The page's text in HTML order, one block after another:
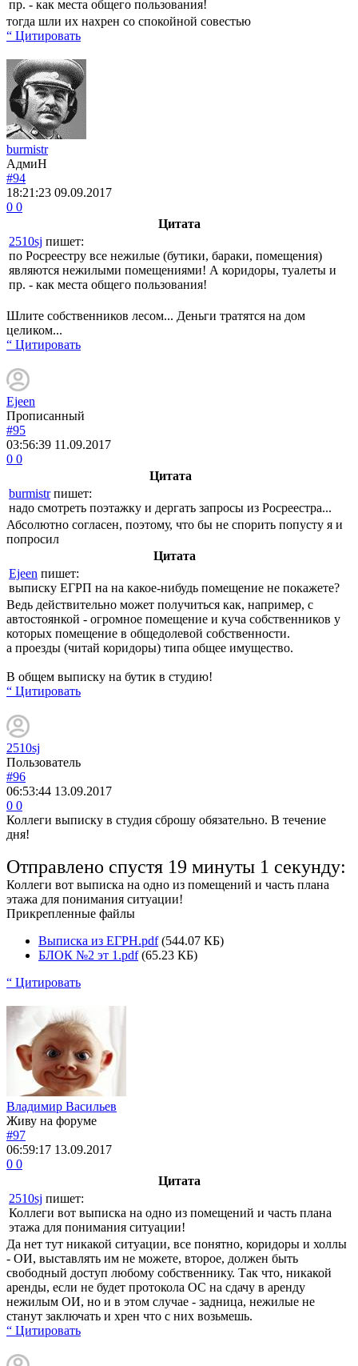
пр. - как места общего пользования!
тогда шли их нахрен со спокойной совестью
“ Цитировать
burmistr
АдмиН
#94
18:21:23 09.09.2017
0 0
Цитата
2510sj пишет:
по Росреестру все нежилые (бутики, бараки, помещения)
являются нежилыми помещениями! А коридоры, туалеты и
пр. - как места общего пользования!
Шлите собственников лесом... Деньги тратятся на дом
целиком...
“ Цитировать
Ejeen
Прописанный
#95
03:56:39 11.09.2017
0 0
Цитата
burmistrпишет:
надо смотреть поэтажку и дергать запросы из Росреестра...
Абсолютно согласен, поэтому, что бы не спорить попусту я и
попросил
Цитата
Ejeen пишет:
выписку ЕГРП на на какое-нибудь помещение не покажете?
Ведь действительно может получиться как, например, с
автостоянкой - огромное помещение и куча собственников у
которых помещение в общедолевой собственности.
а проезды (читай коридоры) типа общее имущество.
В общем выписку на бутик в студию!
“ Цитировать
2510sj
Пользователь
#96
06:53:44 13.09.2017
0 0
Коллеги выписку в студия сброшу обязательно. В течение
дня!
Отправлено спустя 19 минуты 1 секунду:
Коллеги вот выписка на одно из помещений и часть плана
этажа для понимания ситуации!
Прикрепленные файлы
Выписка из ЕГРН.pdf (544.07 КБ)
БЛОК №2 эт 1.pdf (65.23 КБ)
“ Цитировать
Владимир Васильев
Живу на форуме
#97
06:59:17 13.09.2017
0 0
Цитата
2510sj пишет:
Коллеги вот выписка на одно из помещений и часть плана
этажа для понимания ситуации!
Да нет тут никакой ситуации, все понятно, коридоры и холлы
- ОИ, выставлять им не можете, второе, должен быть
свободный доступ любому собственнику. Так что, никакой
аренды, если не будет протокола ОС на сдачу в аренду
нежилым ОИ, но и в этом случае - задница, нежилые не
станут заключать и хрен что с них возьмешь.
“ Цитировать